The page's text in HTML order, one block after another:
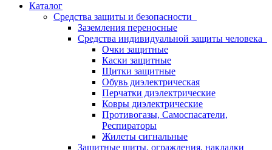
Каталог
Средства защиты и безопасности
Заземления переносные
Средства индивидуальной защиты человека
Очки защитные
Каски защитные
Щитки защитные
Обувь диэлектрическая
Перчатки диэлектрические
Ковры диэлектрические
Противогазы, Самоспасатели,
Респираторы
Жилеты сигнальные
Защитные щиты, ограждения, накладки